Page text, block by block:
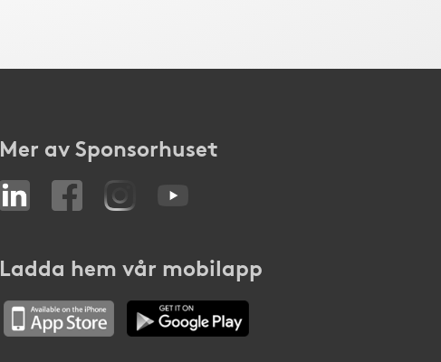
Mer av Sponsorhuset
Ladda hem vår mobilapp